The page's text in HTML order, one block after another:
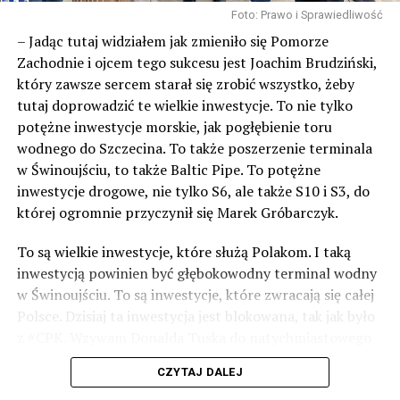
Stowarzyszenie Ogrodowe w Warszawie Rodzinny Ogród
Działkowy „Bursztyn” w Międzyzdrojach,
III miejsce – Stowarzyszenie Ogrodowe Polski Związek
Działkowców Rodzinny Ogród Działkowy „Skarbówka” ze
Szczecina.
– Nasz ogród to jeden z większych w województwie.
Mamy 1140 działek i ponad 1900 działkowców. Nagrodę
przeznaczymy na poprawę infrastruktury, głównie
elektrycznej – powiedziałŁukasz Markiewicz, prezes
Polskiego Związku Działkowców Rodzinnego Ogrodu
Wyróżnienia dla:
Rodzinne Ogrody Działkowe „Kotwiczna” ze Szczecina,
Polski Związek Działkowców Rodzinny Ogród Działkowy
Wielkopolskich ze Szczecina,
Polski Związek Działkowców Rodzinny Ogród Działkowy
Foto: Prawo i Sprawiedliwość
– Jadąc tutaj widziałem jak zmieniło się Pomorze
Zachodnie i ojcem tego sukcesu jest Joachim Brudziński,
który zawsze sercem starał się zrobić wszystko, żeby
tutaj doprowadzić te wielkie inwestycje. To nie tylko
potężne inwestycje morskie, jak pogłębienie toru
wodnego do Szczecina. To także poszerzenie terminala
w Świnoujściu, to także Baltic Pipe. To potężne
inwestycje drogowe, nie tylko S6, ale także S10 i S3, do
której ogromnie przyczynił się Marek Gróbarczyk.
To są wielkie inwestycje, które służą Polakom. I taką
inwestycją powinien być głębokowodny terminal wodny
w Świnoujściu. To są inwestycje, które zwracają się całej
Polsce. Dzisiaj ta inwestycja jest blokowana, tak jak było
odblokowania CPK.
CZYTAJ DALEJ